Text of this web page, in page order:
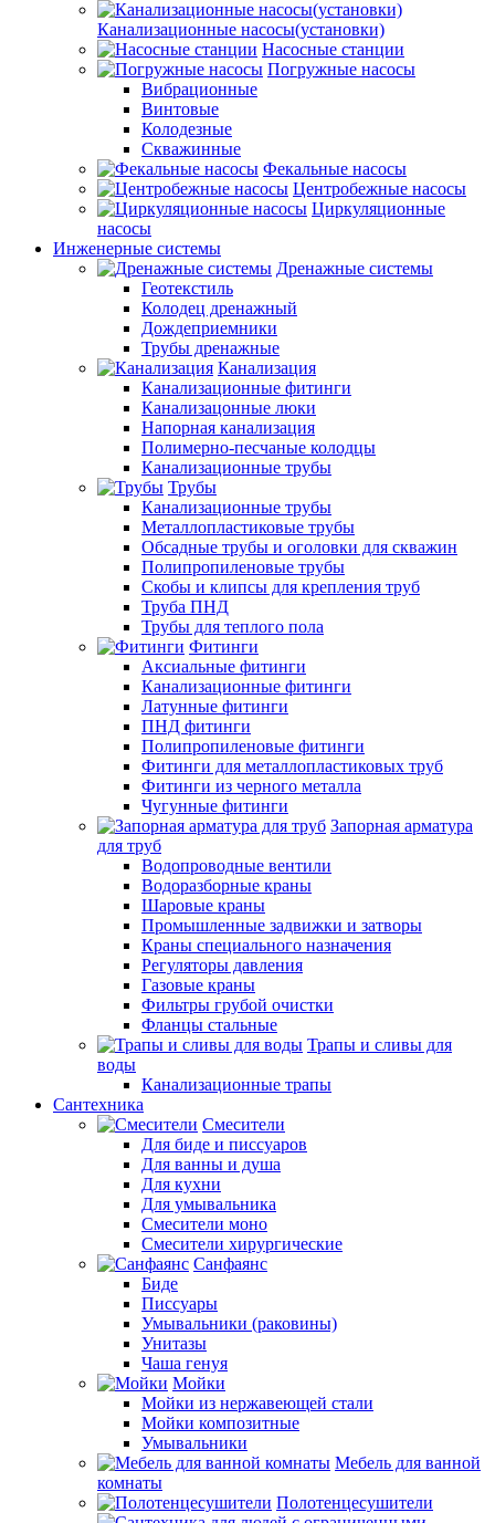
Канализационные насосы(установки)
Насосные станции
Погружные насосы
Вибрационные
Винтовые
Колодезные
Скважинные
Фекальные насосы
Центробежные насосы
Циркуляционные
насосы
Инженерные системы
Дренажные системы
Геотекстиль
Колодец дренажный
Дождеприемники
Трубы дренажные
Канализация
Канализационные фитинги
Канализацонные люки
Напорная канализация
Полимерно-песчаные колодцы
Канализационные трубы
Трубы
Канализационные трубы
Металлопластиковые трубы
Обсадные трубы и оголовки для скважин
Полипропиленовые трубы
Скобы и клипсы для крепления труб
Труба ПНД
Трубы для теплого пола
Фитинги
Аксиальные фитинги
Канализационные фитинги
Латунные фитинги
ПНД фитинги
Полипропиленовые фитинги
Фитинги для металлопластиковых труб
Фитинги из черного металла
Чугунные фитинги
Запорная арматура
для труб
Водопроводные вентили
Водоразборные краны
Шаровые краны
Промышленные задвижки и затворы
Краны специального назначения
Регуляторы давления
Газовые краны
Фильтры грубой очистки
Фланцы стальные
Трапы и сливы для
воды
Канализационные трапы
Сантехника
Смесители
Для биде и писсуаров
Для ванны и душа
Для кухни
Для умывальника
Смесители моно
Смесители хирургические
Санфаянс
Биде
Писсуары
Умывальники (раковины)
Унитазы
Чаша генуя
Мойки
Мойки из нержавеющей стали
Мойки композитные
Умывальники
Мебель для ванной
комнаты
Полотенцесушители